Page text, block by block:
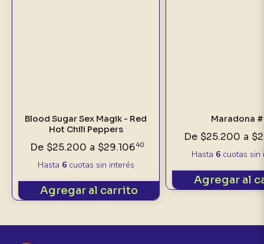
Blood Sugar Sex Magik - Red
Hot Chili Peppers
De $25.200 a $29.10640
Hasta 6cuotas sin interés
Agregar al carrito
Maradona
De $25.200 a
Hasta 6cuotas sin
Agregar al